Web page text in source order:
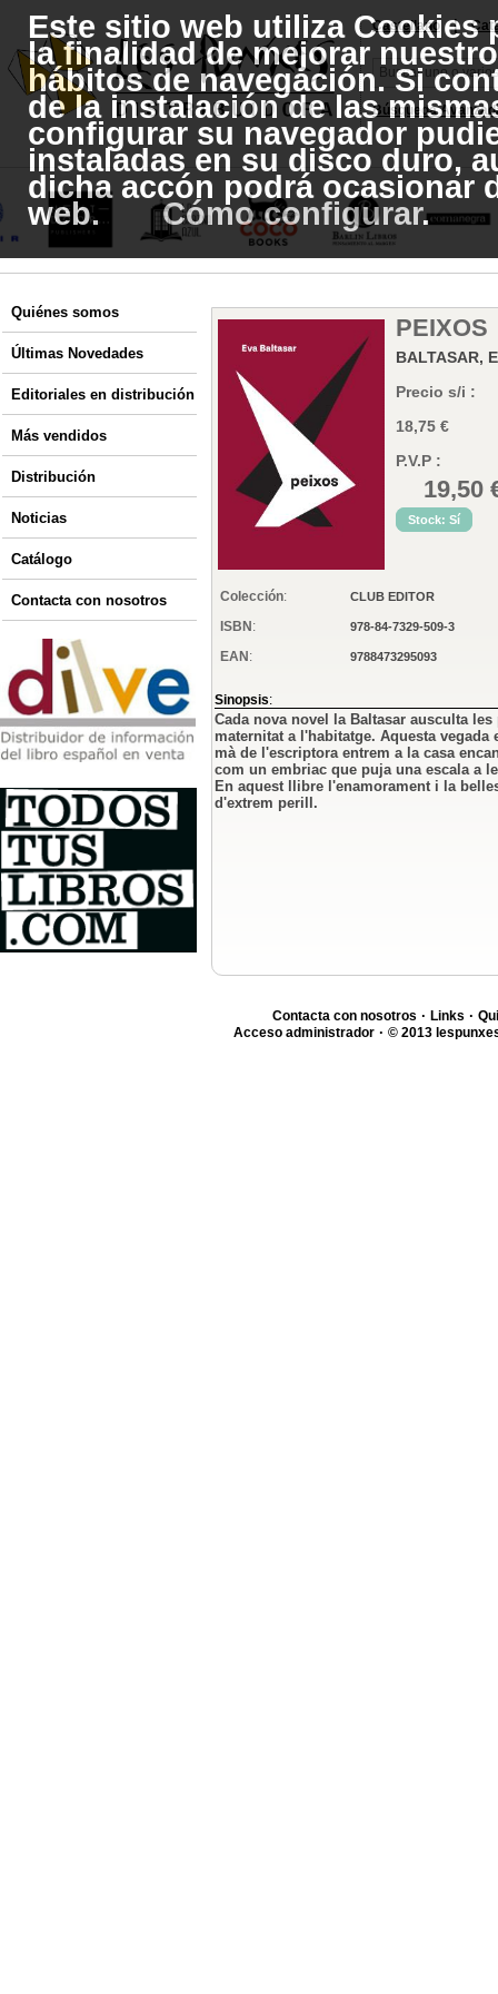
Castellano|
Búsqueda
Quiénes somos
Últimas Novedades
Editoriales en distribución
Más vendidos
Distribución
Noticias
Catálogo
Contacta con nosotros
PEIXOS
BALTASAR,
Precio s/i :
18,75 €
P.V.P :
19,50
Stock: Sí
Colección: CLUB EDITOR
ISBN : 978-84-7329-509-3
EAN : 9788473295093
Sinopsis:
Cada nova novel la Baltasar ausculta
maternitat a l'habitatge. Aquesta
mà de l'escriptora entrem a la casa
com un embriac que puja una escala a
En aquest llibre l'enamorament i la
d'extrem perill.
Contacta con nosotros · Links ·
Acceso administrador· © 2013
Este sitio web utiliza
la finalidad de mejorar
hábitos de navegación. Si
de la instalación de las
configurar su navegador
instaladas en su disco duro,
dicha accón podrá ocasionar
web.Cómo configurar.